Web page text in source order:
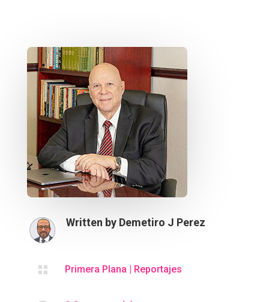
Written by Demetiro J Perez
 Primera Plana | Reportajes